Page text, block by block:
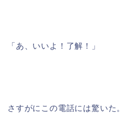
「あ、いいよ！了解！」
さすがにこの電話には驚いた。